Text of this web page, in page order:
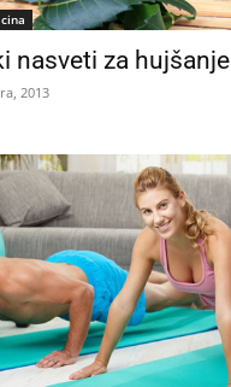
nasveti za hujšanje
2013